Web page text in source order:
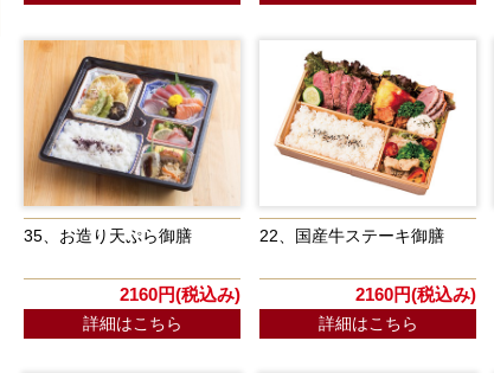
35、お造り天ぷら御膳
2160円(税込み)
詳細はこちら
22、国産牛ステーキ御膳
2160円(税込み)
詳細はこちら